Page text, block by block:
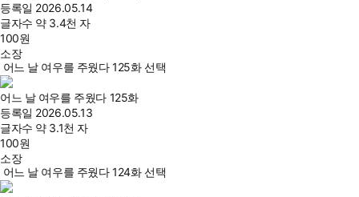
등록일 2026.05.14
글자수 약 3.4천 자
100원
소장
어느 날 여우를 주웠다 125화 선택
어느 날 여우를 주웠다 125화
등록일 2026.05.13
글자수 약 3.1천 자
100원
소장
어느 날 여우를 주웠다 124화 선택